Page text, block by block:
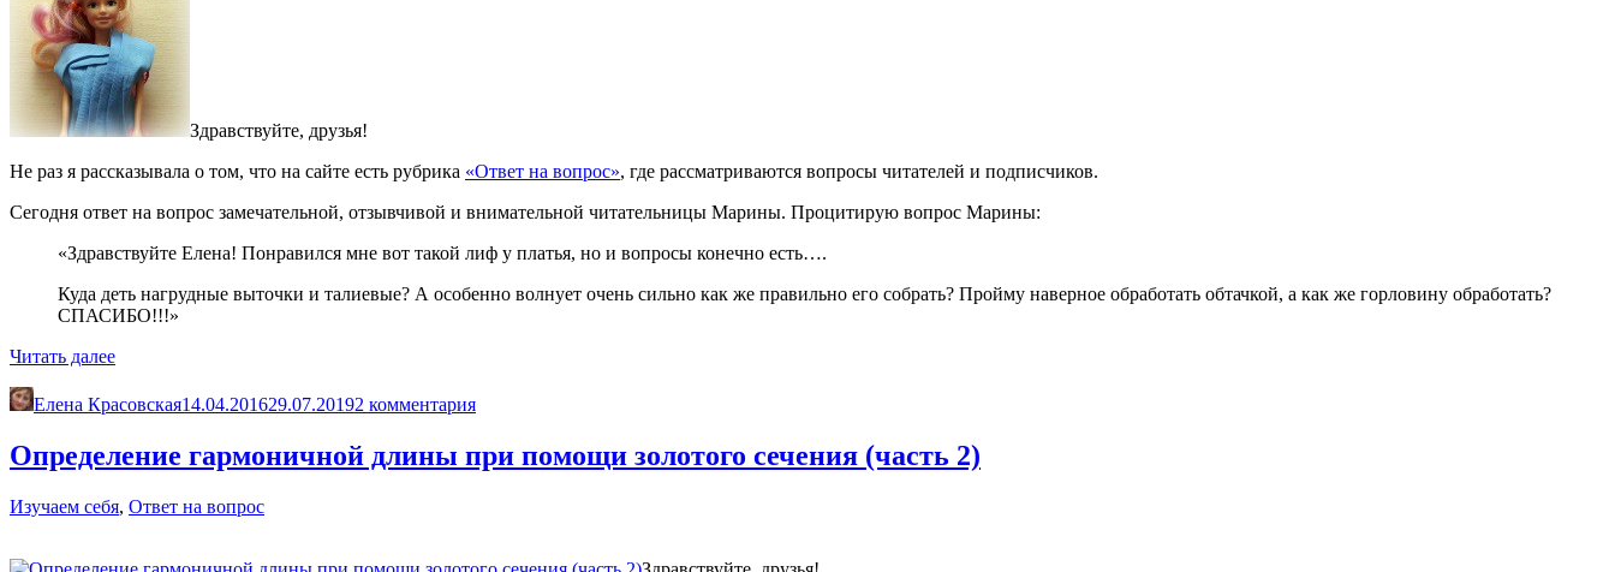
Здравствуйте, друзья!
Не раз я рассказывала о том, что на сайте есть рубрика «Ответ на вопрос», где рассматриваются вопросы читателей и подписчиков.
Сегодня ответ на вопрос замечательной, отзывчивой и внимательной читательницы Марины. Процитирую вопрос Марины:
«Здравствуйте Елена! Понравился мне вот такой лиф у платья, но и вопросы конечно есть….
Куда деть нагрудные выточки и талиевые? А особенно волнует очень сильно как же правильно его собрать? Пройму наверное обработать обтачкой, а как же горловину обработать?
СПАСИБО!!!»
Читать далее«Ответ
вопрос.
Моделируем
с
горловиной
Елена Красовская14.04.201629.07.20192 комментария
Определение гармоничной длины при помощи золотого сечения (часть 2)
Изучаем себя, Ответ на вопрос